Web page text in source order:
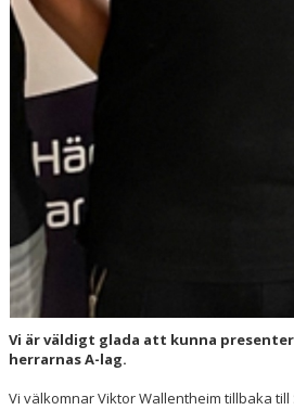
Vi är väldigt glada att kunna
herrarnas A-lag.
Vi välkomnar Viktor Wallentheim tillbaka